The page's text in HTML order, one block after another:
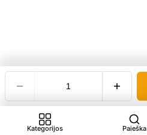
Kategorijos Paieška